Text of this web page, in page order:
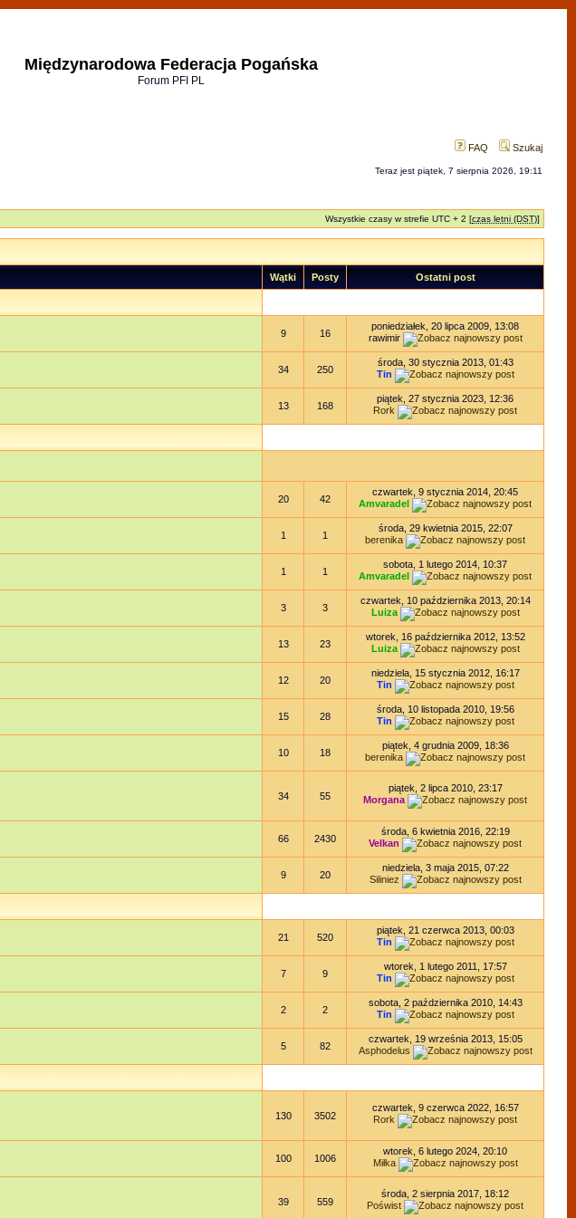
Międzynarodowa Federacja Pogańska
Forum PFI PL
FAQ Szukaj
Teraz jest piątek, 7 sierpnia 2026, 19:11
Wszystkie czasy w strefie UTC + 2 [czas letni (DST)]
Wątki Posty Ostatni post
9 16
poniedziałek, 20 lipca 2009, 13:08
rawimir
34 250
środa, 30 stycznia 2013, 01:43
Tin
13 168
piątek, 27 stycznia 2023, 12:36
Rork
20 42
czwartek, 9 stycznia 2014, 20:45
Amvaradel
1 1
środa, 29 kwietnia 2015, 22:07
berenika
1 1
sobota, 1 lutego 2014, 10:37
Amvaradel
3 3
czwartek, 10 października 2013, 20:14
Luiza
13 23
wtorek, 16 października 2012, 13:52
Luiza
12 20
niedziela, 15 stycznia 2012, 16:17
Tin
15 28
środa, 10 listopada 2010, 19:56
Tin
10 18
piątek, 4 grudnia 2009, 18:36
berenika
34 55
piątek, 2 lipca 2010, 23:17
Morgana
66 2430
środa, 6 kwietnia 2016, 22:19
Velkan
9 20
niedziela, 3 maja 2015, 07:22
Siliniez
21 520
piątek, 21 czerwca 2013, 00:03
Tin
7 9
wtorek, 1 lutego 2011, 17:57
Tin
2 2
sobota, 2 października 2010, 14:43
Tin
5 82
czwartek, 19 września 2013, 15:05
Asphodelus
130 3502
czwartek, 9 czerwca 2022, 16:57
Rork
100 1006
wtorek, 6 lutego 2024, 20:10
Miłka
39 559
środa, 2 sierpnia 2017, 18:12
Poświst